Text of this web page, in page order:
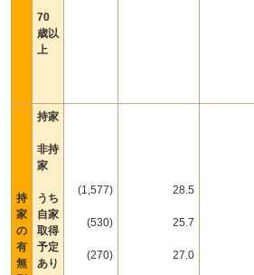
70
歳以
上
持
家
の
有
無
持家
非持
家
うち
自家
取得
予定
あり
(1,577)
(530)
(270)
28.5
25.7
27.0